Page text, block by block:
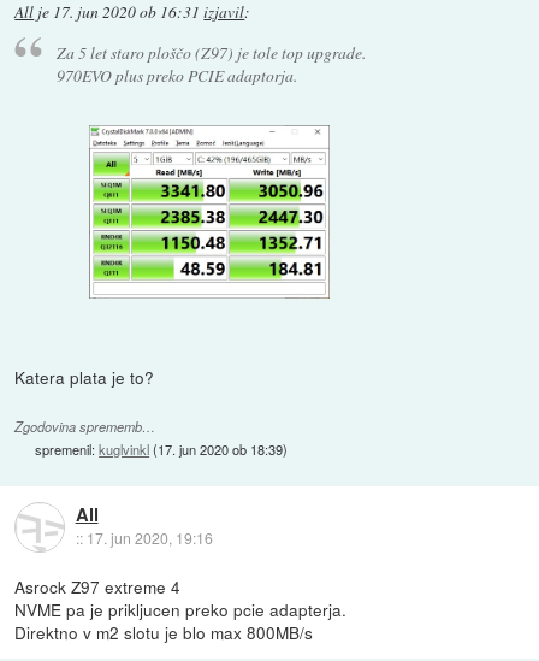
All je 17. jun 2020 ob 16:31 izjavil:
Za 5 let staro ploščo (Z97) je tole top upgrade.
970EVO plus preko PCIE adaptorja.
Katera plata je to?
Zgodovina sprememb…
spremenil:kuglvinkl(17. jun 2020 ob 18:39)
All
:: 17. jun 2020, 19:16
Asrock Z97 extreme 4
NVME pa je prikljucen preko pcie adapterja.
Direktno v m2 slotu je blo max 800MB/s